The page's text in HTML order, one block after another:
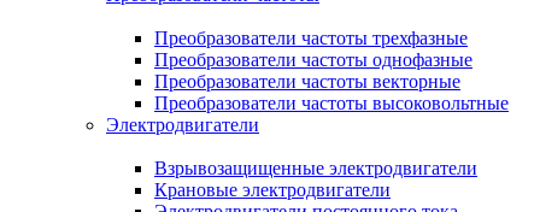
Преобразователи частоты трехфазные
Преобразователи частоты однофазные
Преобразователи частоты векторные
Преобразователи частоты высоковольтные
Электродвигатели
Взрывозащищенные электродвигатели
Крановые электродвигатели